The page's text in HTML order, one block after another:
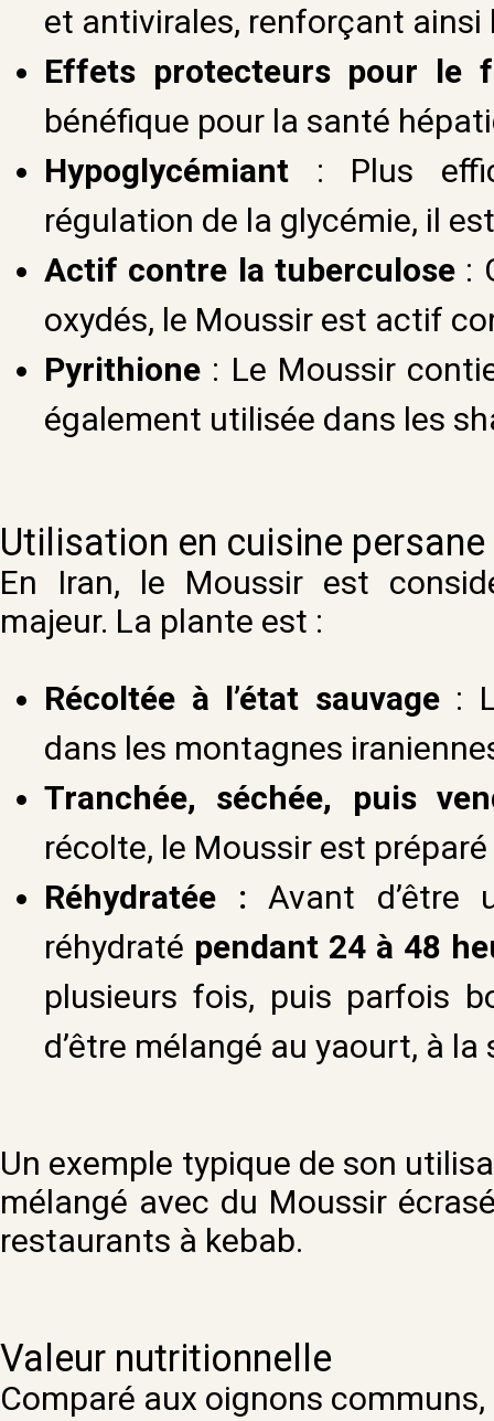
et antivirales, renforçant
Effets protecteurs pour le
bénéfique pour la santé
Hypoglycémiant : Plus
régulation de la glycémie, il
Actif contre la tuberculose :
oxydés, le Moussir est actif
Pyrithione : Le Moussir
également utilisée dans les
Utilisation en cuisine persane
En Iran, le Moussir est
majeur. La plante est :
Récoltée à l’état sauvage:
dans les montagnes
Tranchée, séchée, puis
récolte, le Moussir est
Réhydratée : Avant d’être
réhydraté pendant 24 à 48
plusieurs fois, puis parfois
d’être mélangé au yaourt, à
Un exemple typique de son
mélangé avec du Moussir
restaurants à kebab.
Valeur nutritionnelle
Comparé aux oignons